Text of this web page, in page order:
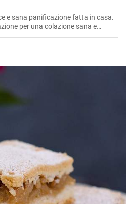
e sana panificazione fatta in casa.
per una colazione sana e